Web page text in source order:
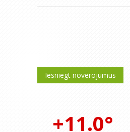
Iesniegt novērojumus
+11.0°